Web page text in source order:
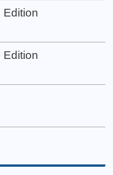
Edition
Edition